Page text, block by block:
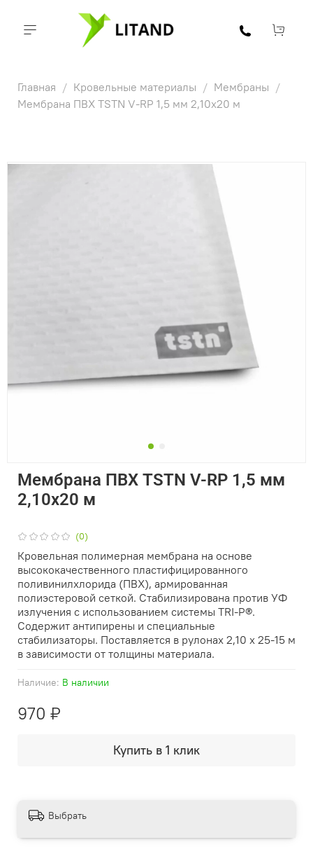
Главная Кровельные материалы
Мембраны
Мембрана ПВХ TSTN V-RP 1,5 мм 2,10х20 м
(0)
Наличие: В наличии
Мембрана ПВХ TSTN V-RP 1,5 мм
2,10х20 м
970 ₽
Купить в 1 клик
Кровельная полимерная мембрана на основе
высококачественного пластифицированного
поливинилхлорида (ПВХ), армированная
полиэстеровой сеткой. Стабилизирована против УФ
излучения с использованием системы TRI-P®.
Содержит антипирены и специальные
стабилизаторы. Поставляется в рулонах 2,10 х 25-15 м
в зависимости от толщины материала.
Выбрать